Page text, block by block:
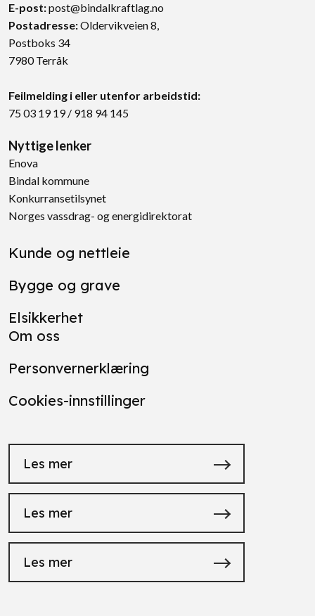
E-post:post@bindalkraftlag.no
Postadresse:Oldervikveien 8,
Postboks 34
7980 Terråk
Feilmelding i eller utenfor arbeidstid:
75 03 19 19/ 918 94 145
Nyttige lenker
Enova
Bindal kommune
Konkurransetilsynet
Norges vassdrag- og energidirektorat
Kunde og nettleie
Bygge og grave
Elsikkerhet
Om oss
Personvernerklæring
Cookies-innstillinger
Les mer
Les mer
Les mer